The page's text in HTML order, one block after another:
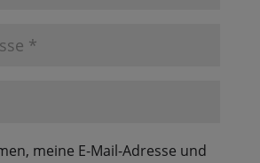
meine E-Mail-Adresse und